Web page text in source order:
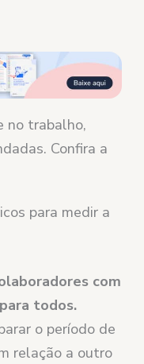
no trabalho,
Confira a
para medir a
com
todos.
o período de
relação a outro